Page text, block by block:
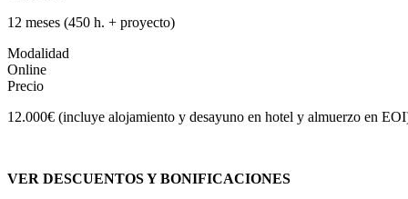
12 meses (450 h. + proyecto)
Modalidad
Online
Precio
12.000€ (incluye alojamiento y desayuno en hotel y almuerzo en
VER DESCUENTOS Y BONIFICACIONES